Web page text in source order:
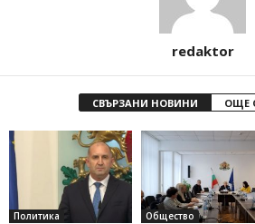
redaktor
СВЪРЗАНИ НОВИНИ ОЩЕ
Политика Общество